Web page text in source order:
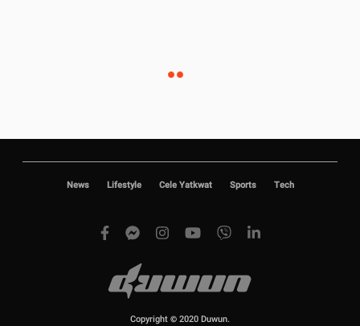
News Lifestyle Cele Yatkwat Sports Tech
Copyright © 2020 Duwun.